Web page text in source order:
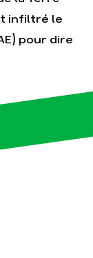
infiltré le
pour dire